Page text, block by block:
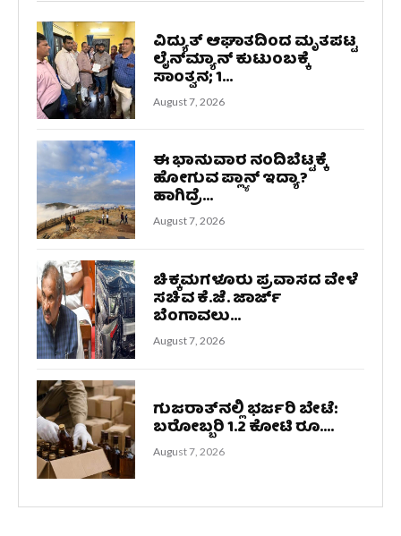
ವಿದ್ಯುತ್ ಆಘಾತದಿಂದ ಮೃತಪಟ್ಟ
ಲೈನ್‌ಮ್ಯಾನ್ ಕುಟುಂಬಕ್ಕೆ
ಸಾಂತ್ವನ; 1...
August 7, 2026
ಈ ಭಾನುವಾರ ನಂದಿಬೆಟ್ಟಕ್ಕೆ
ಹೋಗುವ ಪ್ಲ್ಯಾನ್ ಇದ್ಯಾ?
ಹಾಗಿದ್ರೆ...
August 7, 2026
ಚಿಕ್ಕಮಗಳೂರು ಪ್ರವಾಸದ ವೇಳೆ
ಸಚಿವ ಕೆ.ಜೆ. ಜಾರ್ಜ್
ಬೆಂಗಾವಲು...
August 7, 2026
ಗುಜರಾತ್‌ನಲ್ಲಿ ಭರ್ಜರಿ ಬೇಟೆ:
ಬರೋಬ್ಬರಿ 1.2 ಕೋಟಿ ರೂ....
August 7, 2026